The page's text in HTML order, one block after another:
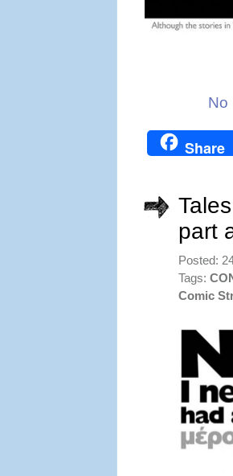
No
Share
part
Posted:
Tags:
Comic